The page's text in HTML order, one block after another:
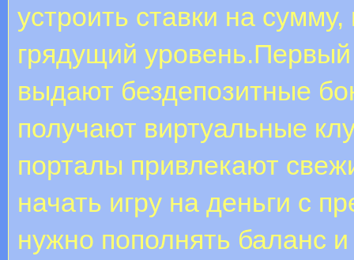
устроить ставки на
грядущий
выдают бездепозитные
получают виртуальные
порталы привлекают
начать игру на деньги с
нужно пополнять баланс